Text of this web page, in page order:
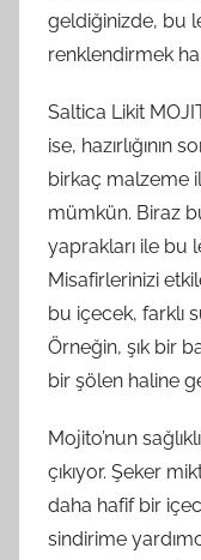
geldiğinizde, bu
renklendirmek
Saltica Likit
ise, hazırlığının
birkaç malzeme
mümkün. Biraz
yaprakları ile bu
Misafirlerinizi
bu içecek, farklı
Örneğin, şık bir
bir şölen haline
Mojito’nun
çıkıyor. Şeker
daha hafif bir
sindirime